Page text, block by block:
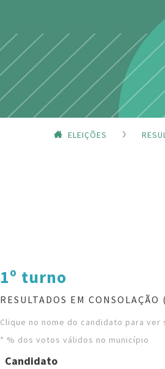
ELEIÇÕES
1º turno
RESULTADOS EM CONSOLAÇÃO
Clique no nome do candidato para
* % dos votos válidos no município
Candidato